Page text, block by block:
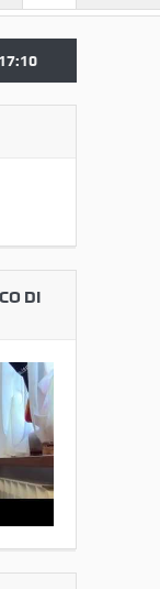
di S. Chiara
DI